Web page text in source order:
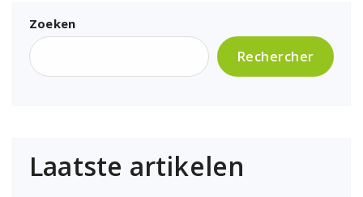
Zoeken
Rechercher
Laatste artikelen